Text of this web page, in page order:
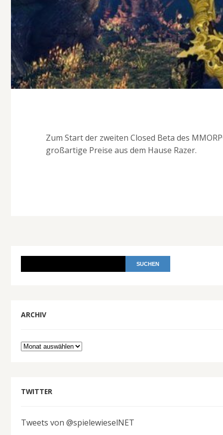
Zum Start der zweiten Closed Beta des
großartige Preise aus dem Hause Razer.
ARCHIV
Archiv
TWITTER
Tweets von @spielewieselNET